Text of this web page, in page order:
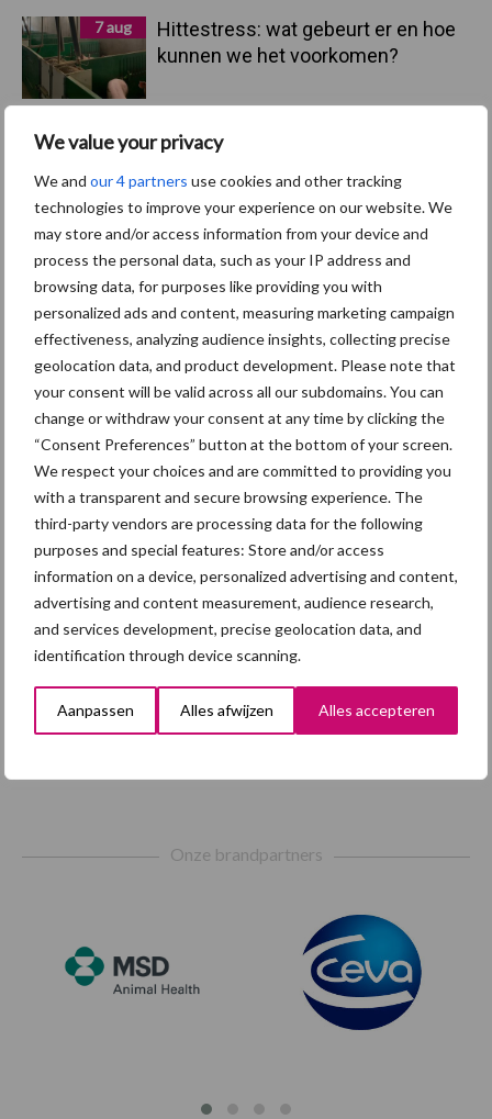
We value your privacy
We and our 4 partners use cookies and other tracking
technologies to improve your experience on our website. We
may store and/or access information from your device and
process the personal data, such as your IP address and
browsing data, for purposes like providing you with
personalized ads and content, measuring marketing campaign
effectiveness, analyzing audience insights, collecting precise
geolocation data, and product development. Please note that
your consent will be valid across all our subdomains. You can
change or withdraw your consent at any time by clicking the
“Consent Preferences” button at the bottom of your screen.
We respect your choices and are committed to providing you
with a transparent and secure browsing experience. The
third-party vendors are processing data for the following
purposes and special features: Store and/or access
information on a device, personalized advertising and content,
advertising and content measurement, audience research,
and services development, precise geolocation data, and
identification through device scanning.
Aanpassen Alles afwijzen Alles accepteren
7 aug
Hittestress: wat gebeurt er en hoe
kunnen we het voorkomen?
“Vraag naar praktische
hygieneoplossingen is in Polen
groter dan ooit”
5 aug
Eliminatieprotocol voor
Mycoplasma hyopneumoniae
4 aug
AVP in Finland onderstreept dat
alertheid belangrijk is, zeker nu
Toon meer
Onze brandpartners